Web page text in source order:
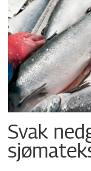
Svak